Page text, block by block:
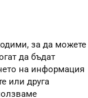
за да можете
да бъдат
на информация
или друга